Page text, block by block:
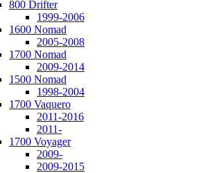
800 Drifter
1999-2006
1600 Nomad
2005-2008
1700 Nomad
2009-2014
1500 Nomad
1998-2004
1700 Vaquero
2011-2016
2011-
1700 Voyager
2009-
2009-2015